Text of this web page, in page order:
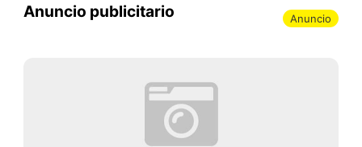
Anuncio publicitario Anuncio